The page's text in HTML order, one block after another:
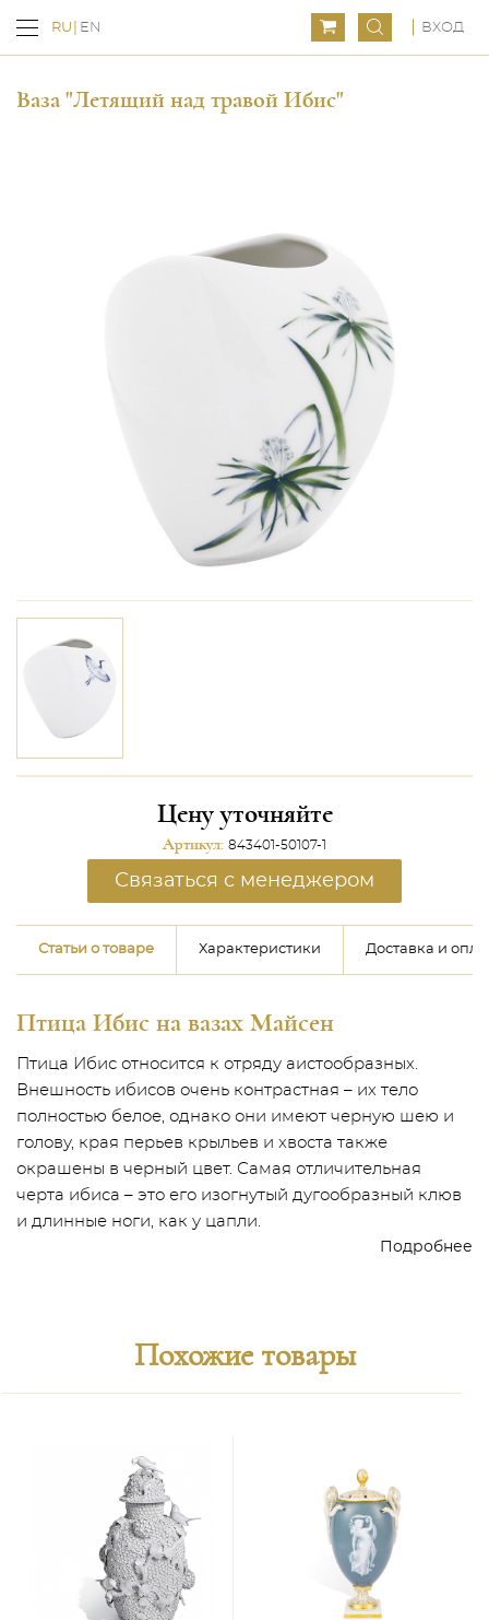
RU EN ВХОД
Ваза "Летящий над травой Ибис"
Цену уточняйте
Артикул: 843401-50107-1
Связаться с менеджером
Статьи о товаре Характеристики Доставка и
Птица Ибис на вазах Майсен
Птица Ибис относится к отряду аистообразных.
Внешность ибисов очень контрастная – их тело
полностью белое, однако они имеют черную шею и
голову, края перьев крыльев и хвоста также
окрашены в черный цвет. Самая отличительная
черта ибиса – это его изогнутый дугообразный клюв
и длинные ноги, как у цапли.
Подробнее
Похожие товары